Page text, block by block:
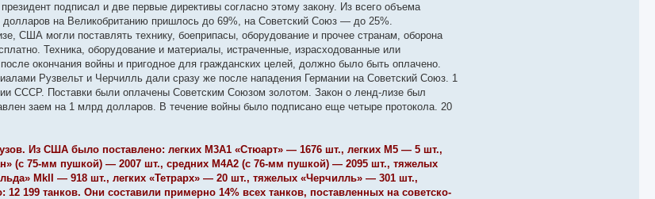
подписал и две первые директивы согласно этому закону. Из всего объема
на Великобританию пришлось до 69%, на Советский Союз — до 25%.
США могли поставлять технику, боеприпасы, оборудование и прочее странам, оборона
Техника, оборудование и материалы, истраченные, израсходованные или
окончания войны и пригодное для гражданских целей, должно было быть оплачено.
Рузвельт и Черчилль дали сразу же после нападения Германии на Советский Союз. 1
СССР. Поставки были оплачены Советским Союзом золотом. Закон о ленд-лизе был
заем на 1 млрд долларов. В течение войны было подписано еще четыре протокола. 20
Из США было поставлено: легких М3А1 «Стюарт» — 1676 шт., легких М5 — 5 шт.,
(с 75-мм пушкой) — 2007 шт., средних М4А2 (с 76-мм пушкой) — 2095 шт., тяжелых
MkII — 918 шт., легких «Тетрарх» — 20 шт., тяжелых «Черчилль» — 301 шт.,
199 танков. Они составили примерно 14% всех танков, поставленных на советско-